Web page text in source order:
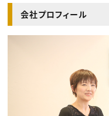
会社プロフィール